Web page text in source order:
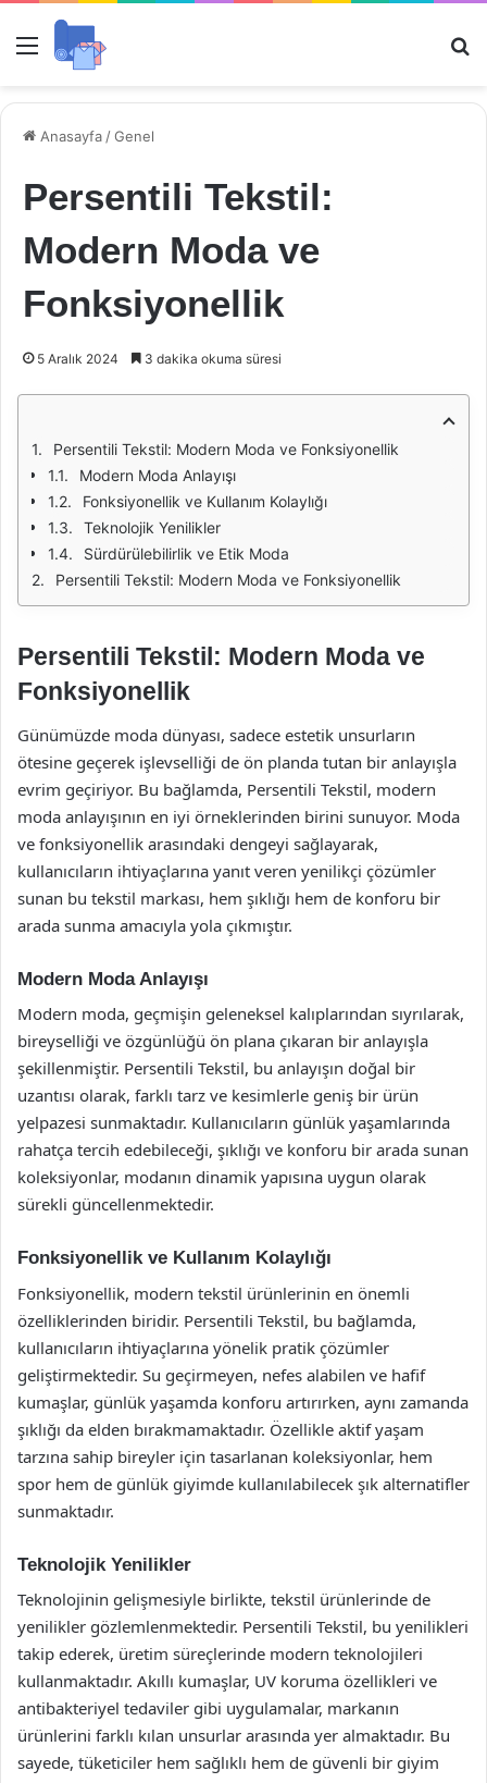
Menü
Anasayfa /Genel
Persentili Tekstil:
Modern Moda ve
Fonksiyonellik
5 Aralık 2024 3 dakika okuma süresi
Persentili Tekstil: Modern Moda ve Fonksiyonellik
Modern Moda Anlayışı
Fonksiyonellik ve Kullanım Kolaylığı
Teknolojik Yenilikler
Sürdürülebilirlik ve Etik Moda
Persentili Tekstil: Modern Moda ve Fonksiyonellik
Persentili Tekstil: Modern Moda ve
Fonksiyonellik
Günümüzde moda dünyası, sadece estetik unsurların
ötesine geçerek işlevselliği de ön planda tutan bir anlayışla
evrim geçiriyor. Bu bağlamda, Persentili Tekstil, modern
moda anlayışının en iyi örneklerinden birini sunuyor. Moda
ve fonksiyonellik arasındaki dengeyi sağlayarak,
kullanıcıların ihtiyaçlarına yanıt veren yenilikçi çözümler
sunan bu tekstil markası, hem şıklığı hem de konforu bir
arada sunma amacıyla yola çıkmıştır.
Modern Moda Anlayışı
Modern moda, geçmişin geleneksel kalıplarından sıyrılarak,
bireyselliği ve özgünlüğü ön plana çıkaran bir anlayışla
şekillenmiştir. Persentili Tekstil, bu anlayışın doğal bir
uzantısı olarak, farklı tarz ve kesimlerle geniş bir ürün
yelpazesi sunmaktadır. Kullanıcıların günlük yaşamlarında
rahatça tercih edebileceği, şıklığı ve konforu bir arada sunan
koleksiyonlar, modanın dinamik yapısına uygun olarak
sürekli güncellenmektedir.
Fonksiyonellik ve Kullanım Kolaylığı
Fonksiyonellik, modern tekstil ürünlerinin en önemli
özelliklerinden biridir. Persentili Tekstil, bu bağlamda,
kullanıcıların ihtiyaçlarına yönelik pratik çözümler
geliştirmektedir. Su geçirmeyen, nefes alabilen ve hafif
kumaşlar, günlük yaşamda konforu artırırken, aynı zamanda
şıklığı da elden bırakmamaktadır. Özellikle aktif yaşam
tarzına sahip bireyler için tasarlanan koleksiyonlar, hem
spor hem de günlük giyimde kullanılabilecek şık alternatifler
sunmaktadır.
Teknolojik Yenilikler
Teknolojinin gelişmesiyle birlikte, tekstil ürünlerinde de
yenilikler gözlemlenmektedir. Persentili Tekstil, bu yenilikleri
takip ederek, üretim süreçlerinde modern teknolojileri
kullanmaktadır. Akıllı kumaşlar, UV koruma özellikleri ve
antibakteriyel tedaviler gibi uygulamalar, markanın
ürünlerini farklı kılan unsurlar arasında yer almaktadır. Bu
sayede, tüketiciler hem sağlıklı hem de güvenli bir giyim